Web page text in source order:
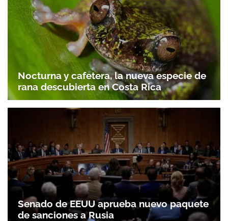
Nocturna y cafetera, la nueva especie de
rana descubierta en Costa Rica
Senado de EEUU aprueba nuevo paquete
de sanciones a Rusia